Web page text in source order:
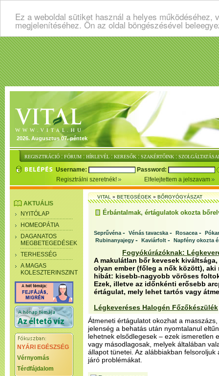
Ez a weboldal sütiket használ a helyes
megjelenítéséhez. Ön az oldal böngészésével
2026. Augusztus 07. péntek
REGISZTRÁCIÓ : FÓRUM : HÍRLEVÉL : KERESŐK : SZAKÉRTŐINK :
Username:
Password:
Regisztrálni szeretnék!
Elfelejtettem a jelszavam
AKTUÁLIS
NYITÓLAP
HOMEOPÁTIA
DAGANATOS
MEGBETEGEDÉSEK
TERHESSÉG
A MAGAS
KOLESZTERINSZINT
NYÁRI EGÉSZSÉG
Vérnyomás
Térdfájdalom
VITAL»BETEGSÉGEK»BŐRGYÓGYÁSZAT
Érbántalmak, értágulatok okozta
Seprűvéna - Vénás tavacska - Rosacea -
Rubinanyajegy - Kaviárfolt - Napfény okozta
Fogyókúrázóknak:
A makulátlan bőr kevesek
olyan ember (főleg a nők között),
hibát: kisebb-nagyobb vöröses
Ezek, illetve az időnkénti erősebb
értágulat, mely lehet tartós vagy
Légkeveréses Halogén Főzőkészülék
Átmeneti értágulatot okozhat a
jelenség a behatás után nyomtalanul
lehetnek elsődlegesek – ezek ismeretlen
vagy másodlagosak, melyek általában
állapot tünetei. Az alábbiakban
járó problémákat.